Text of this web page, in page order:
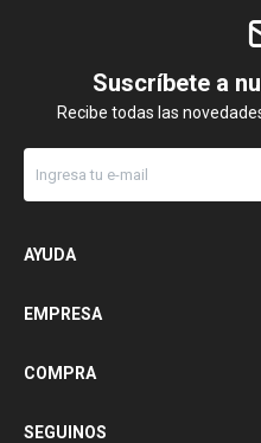
Suscríbete a
Recibe todas las
AYUDA
EMPRESA
COMPRA
SEGUINOS